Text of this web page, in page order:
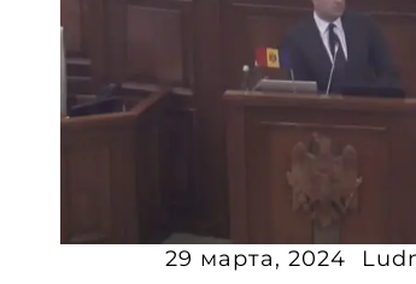
29 марта, 2024